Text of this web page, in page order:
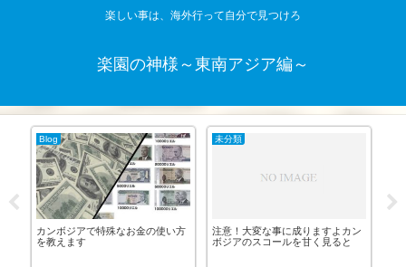
楽しい事は、海外行って自分で見つけろ
楽園の神様～東南アジア編～
Blog
カンボジアで特殊なお金の使い方
を教えます
未分類
注意！大変な事に成りますよカン
ボジアのスコールを甘く見ると